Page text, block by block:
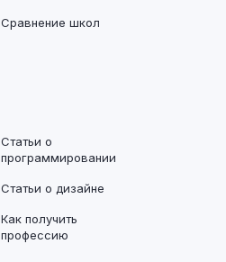
Сравнение школ
Статьи о
программировании
Статьи о дизайне
Как получить
профессию